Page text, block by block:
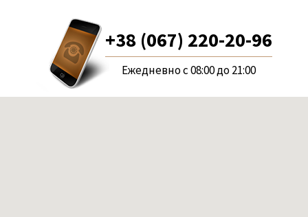
+38 (067) 220-20-96
Ежедневно с 08:00 до 21:00